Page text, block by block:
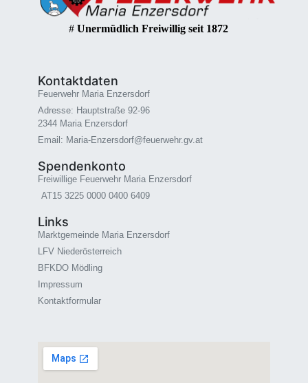
# Unermüdlich Freiwillig seit 1872
Kontaktdaten
Feuerwehr Maria Enzersdorf
Adresse: Hauptstraße 92-96
2344 Maria Enzersdorf
Email: Maria-Enzersdorf@feuerwehr.gv.at
Spendenkonto
Freiwillige Feuerwehr Maria Enzersdorf
AT15 3225 0000 0400 6409
Links
Marktgemeinde Maria Enzersdorf
LFV Niederösterreich
BFKDO Mödling
Impressum
Kontaktformular